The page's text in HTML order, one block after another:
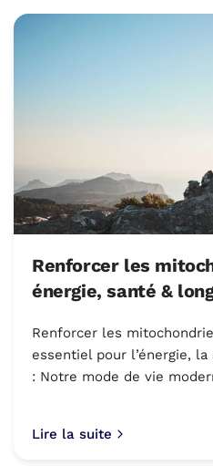
Renforcer les
énergie, santé &
Renforcer les
essentiel pour l’énergie,
: Notre mode de vie
Lire la suite